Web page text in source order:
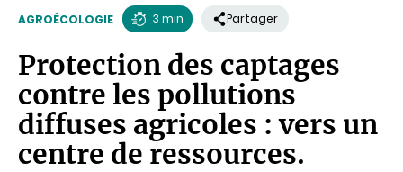
AGROÉCOLOGIE
de
lecture
3 min Partager
Protection des captages
contre les pollutions
diffuses agricoles : vers un
centre de ressources.